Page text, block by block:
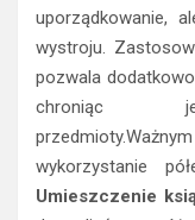
uporządkowanie,
wystroju.
pozwala
chroniąc
wykorzystanie
Umieszczenie